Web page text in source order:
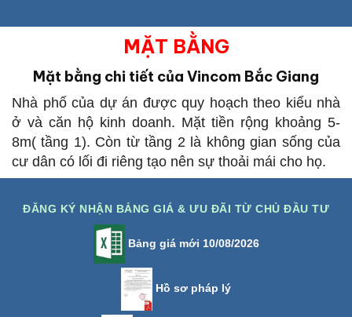
MẶT BẰNG
Mặt bằng chi tiết của Vincom Bắc Giang
Nhà phố của dự án được quy hoạch theo kiểu nhà
ở và căn hộ kinh doanh. Mặt tiền rộng khoảng 5-
8m( tầng 1). Còn từ tầng 2 là không gian sống của
cư dân có lối đi riêng tạo nên sự thoải mái cho họ.
ĐĂNG KÝ NHẬN BẢNG GIÁ & ƯU ĐÃI TỪ CHỦ ĐẦU TƯ
Bảng giá mới 10/08/2026
Hồ sơ pháp lý